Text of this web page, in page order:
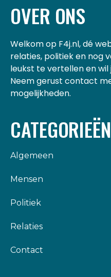
OVER ONS
Welkom op F4j.nl, dé
relaties, politiek en nog
leukst te vertellen en
Neem gerust contact
mogelijkheden.
CATEGORIEËN
Algemeen
Mensen
Politiek
Relaties
Contact